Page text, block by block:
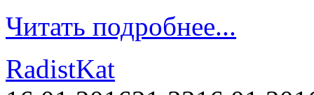
Читать подробнее...
RadistKat